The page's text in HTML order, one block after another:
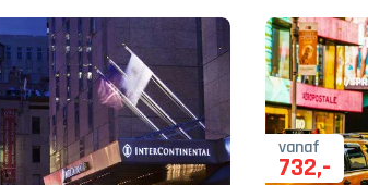
vanaf
732,-